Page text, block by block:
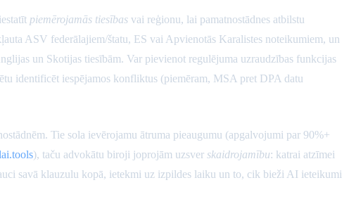
piemērojamās tiesības vai reģionu, lai pamatnostādnes atbilstu
ASV federālajiem/štatu, ES vai Apvienotās Karalistes noteikumiem, un
un Skotijas tiesībām. Var pievienot regulējuma uzraudzības funkcijas
identificēt iespējamos konfliktus (piemēram, MSA pret DPA datu
Tie sola ievērojamu ātruma pieaugumu (apgalvojumi par 90%+
), taču advokātu biroji joprojām uzsver skaidrojamību: katrai atzīmei
savā klauzulu kopā, ietekmi uz izpildes laiku un to, cik bieži AI ieteikumi